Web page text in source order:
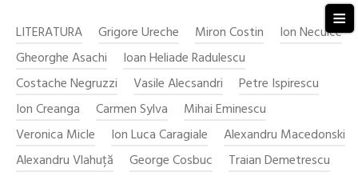
≡
LITERATURA Grigore Ureche Miron Costin
Ion Neculce
Gheorghe Asachi
Ioan Heliade Radulescu
Costache Negruzzi
Vasile Alecsandri
Petre Ispirescu
Ion Creanga
Carmen Sylva
Mihai Eminescu
Veronica Micle
Ion Luca Caragiale
Alexandru Macedonski
Alexandru Vlahuță
George Cosbuc
Traian Demetrescu